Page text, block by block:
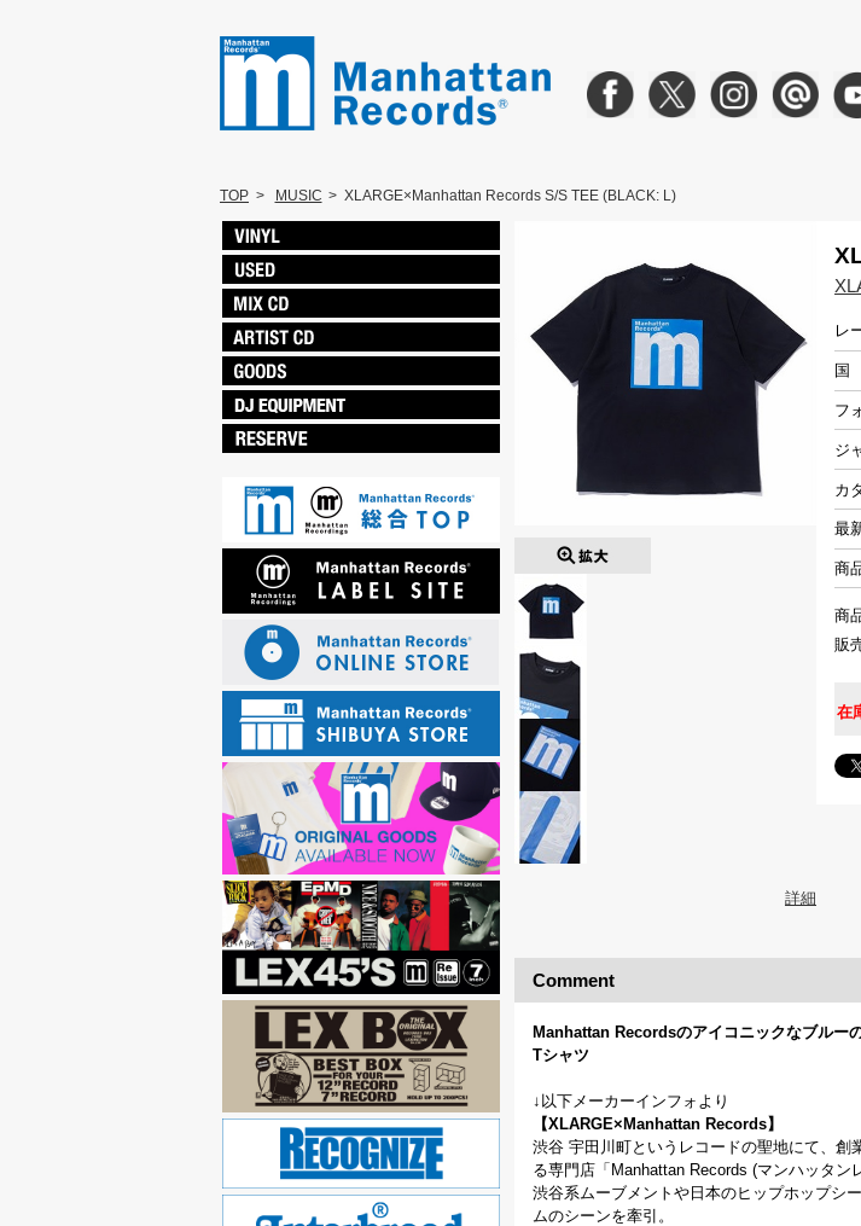
TOP > MUSIC > XLARGE×Manhattan Records S/S TEE (BLACK: L)
レ
国
フ
ジ
カ
最
商
商
販
在
詳細
Comment
Manhattan Recordsのアイコニックなブルー
Tシャツ
↓以下メーカーインフォより
【XLARGE×Manhattan Records】
渋谷 宇田川町というレコードの聖地にて、創
る専門店「Manhattan Records (マンハッタン
渋谷系ムーブメントや日本のヒップホップシ
ムのシーンを牽引。